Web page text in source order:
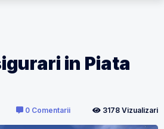
in Piata
0 Comentarii 3178 Vizualizari